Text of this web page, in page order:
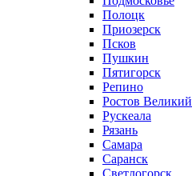
Полоцк
Приозерск
Псков
Пушкин
Пятигорск
Репино
Ростов Великий
Рускеала
Рязань
Самара
Саранск
Светлогорск